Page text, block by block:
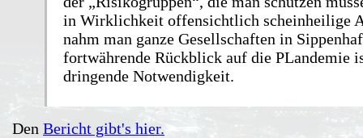
in Wirklichkeit offensichtlich scheinheilige
nahm man ganze Gesellschaften in
fortwährende Rückblick auf die PLandemie
dringende Notwendigkeit.
Den Bericht gibt's hier.